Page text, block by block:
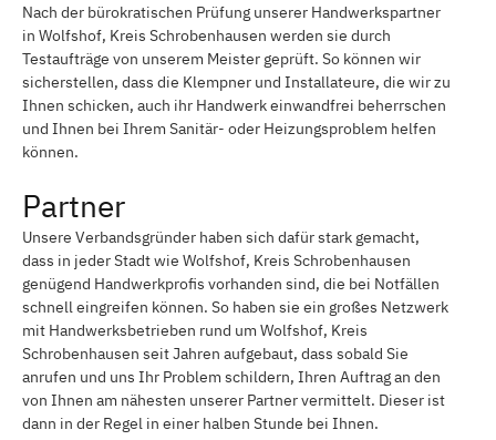
Nach der bürokratischen Prüfung unserer Handwerkspartner
in Wolfshof, Kreis Schrobenhausen werden sie durch
Testaufträge von unserem Meister geprüft. So können wir
sicherstellen, dass die Klempner und Installateure, die wir zu
Ihnen schicken, auch ihr Handwerk einwandfrei beherrschen
und Ihnen bei Ihrem Sanitär- oder Heizungsproblem helfen
können.
Partner
Unsere Verbandsgründer haben sich dafür stark gemacht,
dass in jeder Stadt wie Wolfshof, Kreis Schrobenhausen
genügend Handwerkprofis vorhanden sind, die bei Notfällen
schnell eingreifen können. So haben sie ein großes Netzwerk
mit Handwerksbetrieben rund um Wolfshof, Kreis
Schrobenhausen seit Jahren aufgebaut, dass sobald Sie
anrufen und uns Ihr Problem schildern, Ihren Auftrag an den
von Ihnen am nähesten unserer Partner vermittelt. Dieser ist
dann in der Regel in einer halben Stunde bei Ihnen.